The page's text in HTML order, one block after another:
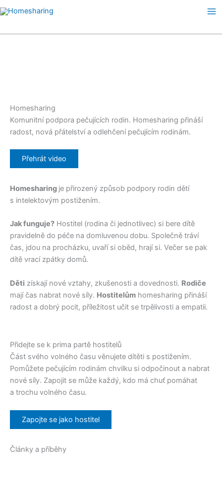
Přeskočit
na
Homesharing
Komunitní podpora pečujících rodin. Homesharing přináší
radost, nová přátelství a odlehčení pečujícím rodinám.
Přehrát video
Homesharing je přirozený způsob podpory rodin dětí
s intelektovým postižením.
Jak funguje? Hostitel (rodina či jednotlivec) si bere dítě
pravidelně do péče na domluvenou dobu. Společně tráví
čas, jdou na procházku, uvaří si oběd, hrají si. Večer se pak
dítě vrací zpátky domů.
Děti získají nové vztahy, zkušenosti a dovednosti. Rodiče
mají čas nabrat nové síly. Hostitelům homesharing přináší
radost a dobrý pocit, příležitost učit se trpělivosti a empatii.
Přidejte se k prima partě hostitelů
Část svého volného času věnujete dítěti s postižením.
Pomůžete pečujícím rodinám chvilku si odpočinout a nabrat
nové síly. Zapojit se může každý, kdo má chuť pomáhat
a trochu volného času.
Zapojte se jako hostitel
Články a příběhy